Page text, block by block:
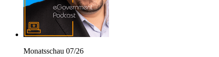
Monatsschau 07/26